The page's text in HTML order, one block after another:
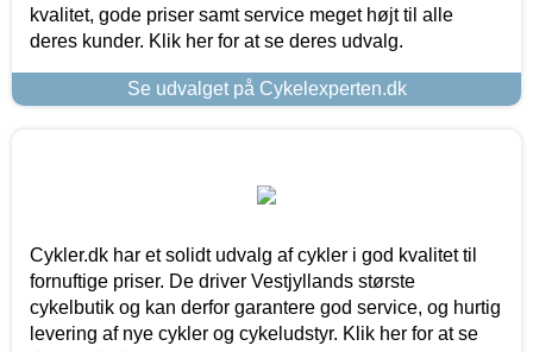
kvalitet, gode priser samt service meget højt til alle
deres kunder. Klik her for at se deres udvalg.
Se udvalget på Cykelexperten.dk
Cykler.dk har et solidt udvalg af cykler i god kvalitet til
fornuftige priser. De driver Vestjyllands største
cykelbutik og kan derfor garantere god service, og hurtig
levering af nye cykler og cykeludstyr. Klik her for at se